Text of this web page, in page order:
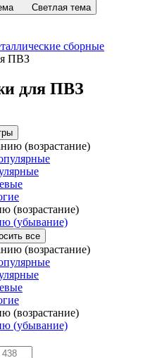
Светлая тема
сборные
ПВЗ
для ПВЗ
(возрастание)
(возрастание)
(убывание)
все
(возрастание)
(возрастание)
(убывание)